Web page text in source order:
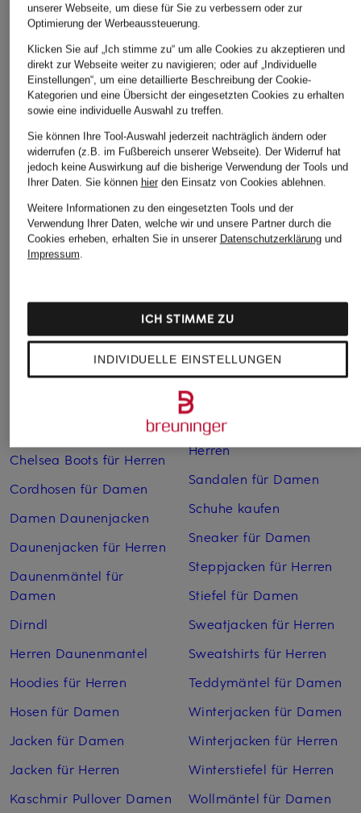
OLYMP
Pullover
79,99 €
Ursprünglich:119,99 €
STROKESMAN'S
Rollkragenpullover
aus Cashmere
99,99 €
Bestpreis:84,99 €
Ursprünglich:179,99 €
STROKESMAN'S
Rollkragenpullover
aus Cashmere
Bestpreis:110,49 €
Ursprünglich:179,99 €
Weitere Kategorien
Bikinis Damen
Boots für Damen
Chelsea Boots für Damen
Chelsea Boots für Herren
Cordhosen für Damen
Damen Daunenjacken
Daunenjacken für Herren
Daunenmäntel für
Damen
Dirndl
Herren Daunenmantel
Hoodies für Herren
Hosen für Damen
Jacken für Damen
Jacken für Herren
Kaschmir Pullover Damen
Mäntel für Herren
Pullover für Damen
Pullover für Herren
Rollkragenpullover für
Herren
Sandalen für Damen
Schuhe kaufen
Sneaker für Damen
Steppjacken für Herren
Stiefel für Damen
Sweatjacken für Herren
Sweatshirts für Herren
Teddymäntel für Damen
Winterjacken für Damen
Winterjacken für Herren
Winterstiefel für Herren
Wollmäntel für Damen
unserer Webseite, um diese für Sie zu verbessern oder zur
Optimierung der Werbeaussteuerung.
Klicken Sie auf „Ich stimme zu“ um alle Cookies zu akzeptieren und
direkt zur Webseite weiter zu navigieren; oder auf „Individuelle
Einstellungen“, um eine detaillierte Beschreibung der Cookie-
Kategorien und eine Übersicht der eingesetzten Cookies zu erhalten
sowie eine individuelle Auswahl zu treffen.
Sie können Ihre Tool-Auswahl jederzeit nachträglich ändern oder
widerrufen (z.B. im Fußbereich unserer Webseite). Der Widerruf hat
jedoch keine Auswirkung auf die bisherige Verwendung der Tools und
Ihrer Daten. Sie können hierden Einsatz von Cookies ablehnen.
Weitere Informationen zu den eingesetzten Tools und der
Verwendung Ihrer Daten, welche wir und unsere Partner durch die
Cookies erheben, erhalten Sie in unserer Datenschutzerklärungund
Impressum.
INDIVIDUELLE EINSTELLUNGEN
ICH STIMME ZU